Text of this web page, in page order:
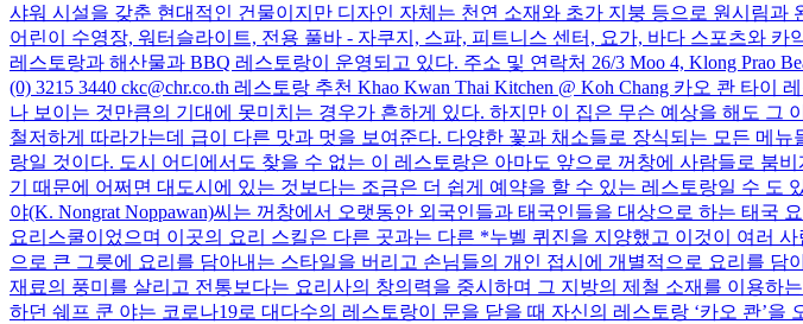
샤워 시설을 갖춘 현대적인 건물이지만 디자인 자체는 천연 소재와 초가 지붕 등으로 원시림
어린이 수영장, 워터슬라이트, 전용 풀바 - 자쿠지, 스파, 피트니스 센터, 요가, 바다 스포츠와
레스토랑과 해산물과 BBQ 레스토랑이 운영되고 있다. 주소 및 연락처 26/3 Moo 4, Klong Prao
(0) 3215 3440 ckc@chr.co.th 레스토랑 추천 Khao Kwan Thai Kitchen @ Koh Chang 카오 콴 타
나 보이는 것만큼의 기대에 못미치는 경우가 흔하게 있다. 하지만 이 집은 무슨 예상을 해도
철저하게 따라가는데 급이 다른 맛과 멋을 보여준다. 다양한 꽃과 채소들로 장식되는 모든 메
랑일 것이다. 도시 어디에서도 찾을 수 없는 이 레스토랑은 아마도 앞으로 꺼창에 사람들로 붐
기 때문에 어쩌면 대도시에 있는 것보다는 조금은 더 쉽게 예약을 할 수 있는 레스토랑일 수
야(K. Nongrat Noppawan)씨는 꺼창에서 오랫동안 외국인들과 태국인들을 대상으로 하는 태
요리스쿨이었으며 이곳의 요리 스킬은 다른 곳과는 다른 *누벨 퀴진을 지양했고 이것이 여러
으로 큰 그릇에 요리를 담아내는 스타일을 버리고 손님들의 개인 접시에 개별적으로 요리를
재료의 풍미를 살리고 전통보다는 요리사의 창의력을 중시하며 그 지방의 제철 소재를 이용
하던 쉐프 쿤 야는 코로나19로 대다수의 레스토랑이 문을 닫을 때 자신의 레스토랑 ‘카오 콴’